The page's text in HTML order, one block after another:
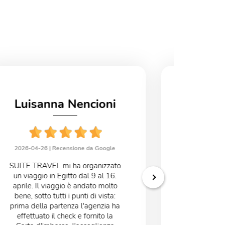
Luisanna Nencioni
2026-04-26 | Recensione da Google
SUITE TRAVEL mi ha organizzato
un viaggio in Egitto dal 9 al 16.
aprile. Il viaggio è andato molto
bene, sotto tutti i punti di vista:
prima della partenza l'agenzia ha
effettuato il check e fornito la